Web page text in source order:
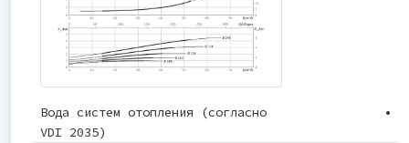
Вода систем отопления (согласно
VDI 2035)
•